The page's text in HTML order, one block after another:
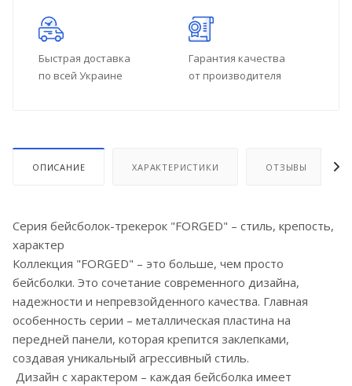
Быстрая доставка
по всей Украине
Гарантия качества
от производителя
ОПИСАНИЕ ХАРАКТЕРИСТИКИ ОТЗЫВЫ
Серия бейсболок-трекерок "FORGED" – стиль, крепость,
характер
Коллекция "FORGED" – это больше, чем просто
бейсболки. Это сочетание современного дизайна,
надежности и непревзойденного качества. Главная
особенность серии – металлическая пластина на
передней панели, которая крепится заклепками,
создавая уникальный агрессивный стиль.
Дизайн с характером – каждая бейсболка имеет